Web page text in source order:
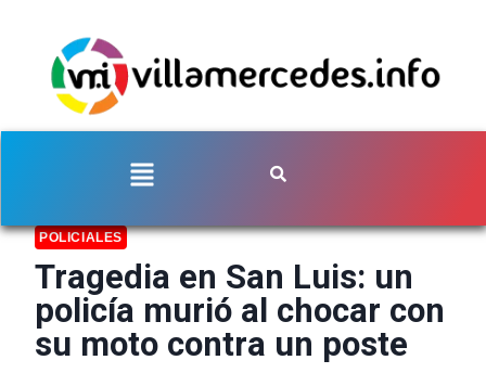
POLICIALES
Tragedia en San Luis: un
policía murió al chocar con
su moto contra un poste